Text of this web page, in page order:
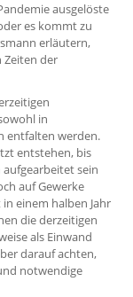
ausgelöste
es kommt zu
erläutern,
Zeiten der
in
entfalten werden.
entstehen, bis
sein
auf Gewerke
einem halben Jahr
die derzeitigen
als Einwand
darauf achten,
notwendige